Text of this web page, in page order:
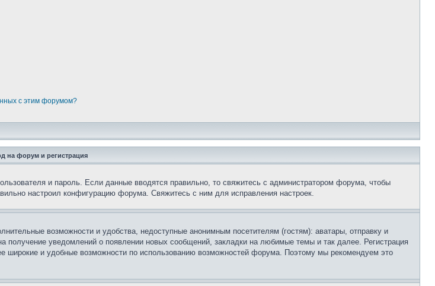
с этим форумом?
на форум и регистрация
и пароль. Если данные вводятся правильно, то свяжитесь с администратором форума, чтобы
настроил конфигурацию форума. Свяжитесь с ним для исправления настроек.
возможности и удобства, недоступные анонимным посетителям (гостям): аватары, отправку и
получение уведомлений о появлении новых сообщений, закладки на любимые темы и так далее. Регистрация
широкие и удобные возможности по использованию возможностей форума. Поэтому мы рекомендуем это